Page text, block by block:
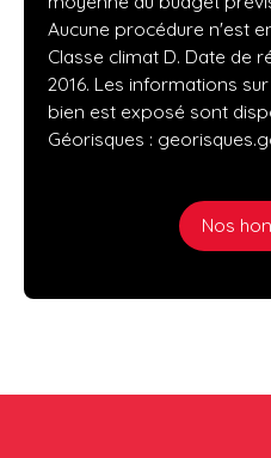
Aucune procédure n'est
Classe climat D. Date de
2016. Les informations
bien est exposé sont
Géorisques :
Nos